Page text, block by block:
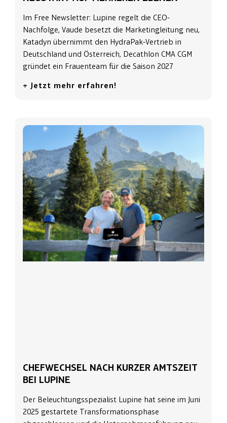
Im Free Newsletter: Lupine regelt die CEO-
Nachfolge, Vaude besetzt die Marketingleitung neu,
Katadyn übernimmt den HydraPak-Vertrieb in
Deutschland und Österreich, Decathlon CMA CGM
gründet ein Frauenteam für die Saison 2027
+ Jetzt mehr erfahren!
CHEFWECHSEL NACH KURZER AMTSZEIT
BEI LUPINE
Der Beleuchtungsspezialist Lupine hat seine im Juni
2025 gestartete Transformationsphase